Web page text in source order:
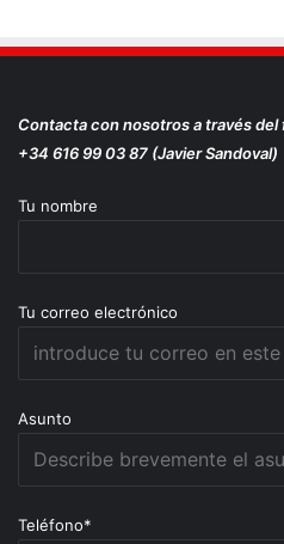
Contacta con nosotros a través del
+34 616 99 03 87 (Javier Sandoval)
Tu nombre
Tu correo electrónico
Asunto
Teléfono*